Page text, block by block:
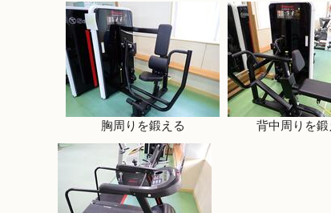
胸周りを鍛える 背中周りを鍛